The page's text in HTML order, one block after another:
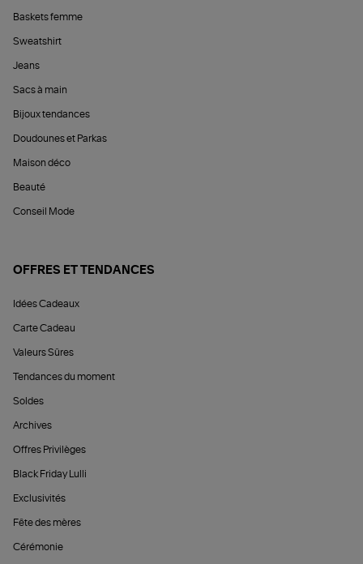
Baskets femme
Sweatshirt
Jeans
Sacs à main
Bijoux tendances
Doudounes et Parkas
Maison déco
Beauté
Conseil Mode
OFFRES ET TENDANCES
Idées Cadeaux
Carte Cadeau
Valeurs Sûres
Tendances du moment
Soldes
Archives
Offres Privilèges
Black Friday Lulli
Exclusivités
Fête des mères
Cérémonie